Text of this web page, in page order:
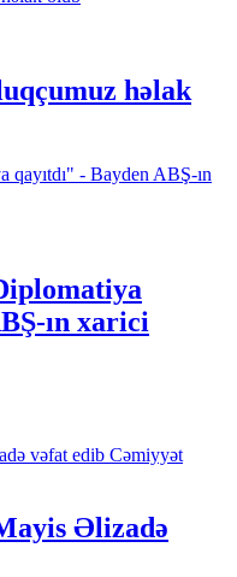
həlak
ın xarici
Cəmiyyət
Əlizadə